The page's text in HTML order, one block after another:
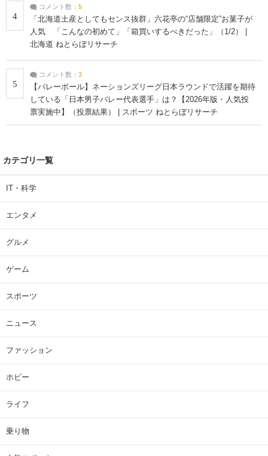
4
コメント数： 5
「北海道土産としてもセンス抜群」六花亭の“店舗限定”お菓子が
人気 「こんなの初めて」「箱買いするべきだった」（1/2） |
北海道 ねとらぼリサーチ
5
コメント数： 3
【バレーボール】ネーションズリーグ日本ラウンドで活躍を期待
している「日本男子バレー代表選手」は？【2026年版・人気投
票実施中】（投票結果） | スポーツ ねとらぼリサーチ
カテゴリ一覧
IT・科学
エンタメ
グルメ
ゲーム
スポーツ
ニュース
ファッション
ホビー
ライフ
乗り物